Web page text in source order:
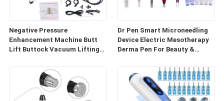
Negative Pressure
Enhancement Machine Butt
Lift Buttock Vacuum Lifting
Enlargement Machine
Dr Pen Smart Microneedling
Device Electric Mesotherapy
Derma Pen For Beauty &